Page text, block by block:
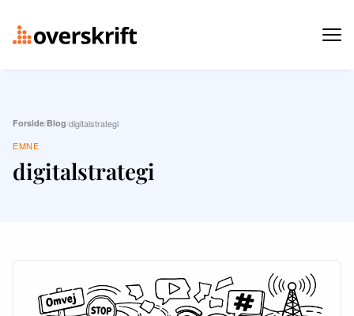
Forside/Blog/digitalstrategi
EMNE
digitalstrategi